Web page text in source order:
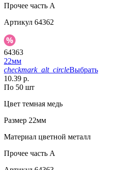
Прочее часть A
Артикул 64362
64363
22мм
checkmark_alt_circleВыбрать
10.39 р.
По 50 шт
Цвет темная медь
Размер 22мм
Материал цветной металл
Прочее часть A